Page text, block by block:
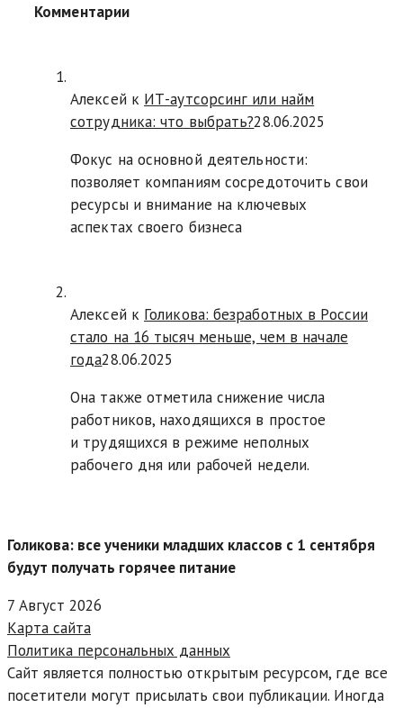
Комментарии
Алексей к ИТ-аутсорсинг или найм
сотрудника: что выбрать?28.06.2025
Фокус на основной деятельности:
позволяет компаниям сосредоточить свои
ресурсы и внимание на ключевых
аспектах своего бизнеса
Алексей к Голикова: безработных в России
стало на 16 тысяч меньше, чем в начале
года28.06.2025
Она также отметила снижение числа
работников, находящихся в простое
и трудящихся в режиме неполных
рабочего дня или рабочей недели.
Голикова: все ученики младших классов с 1 сентября
будут получать горячее питание
7 Август 2026
Карта сайта
Политика персональных данных
Сайт является полностью открытым ресурсом, где все
посетители могут присылать свои публикации. Иногда